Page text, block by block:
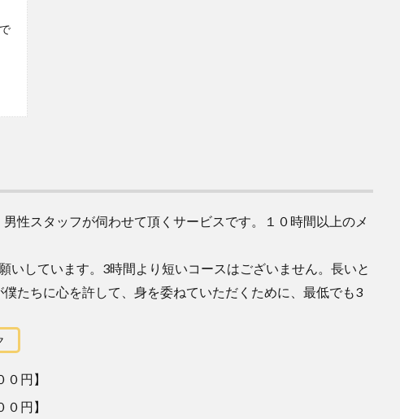
性スタッフが伺わせて頂くサービスです。１０時間以上のメ
いしています。3時間より短いコースはございません。長いと
たちに心を許して、身を委ねていただくために、最低でも3
円】
円】